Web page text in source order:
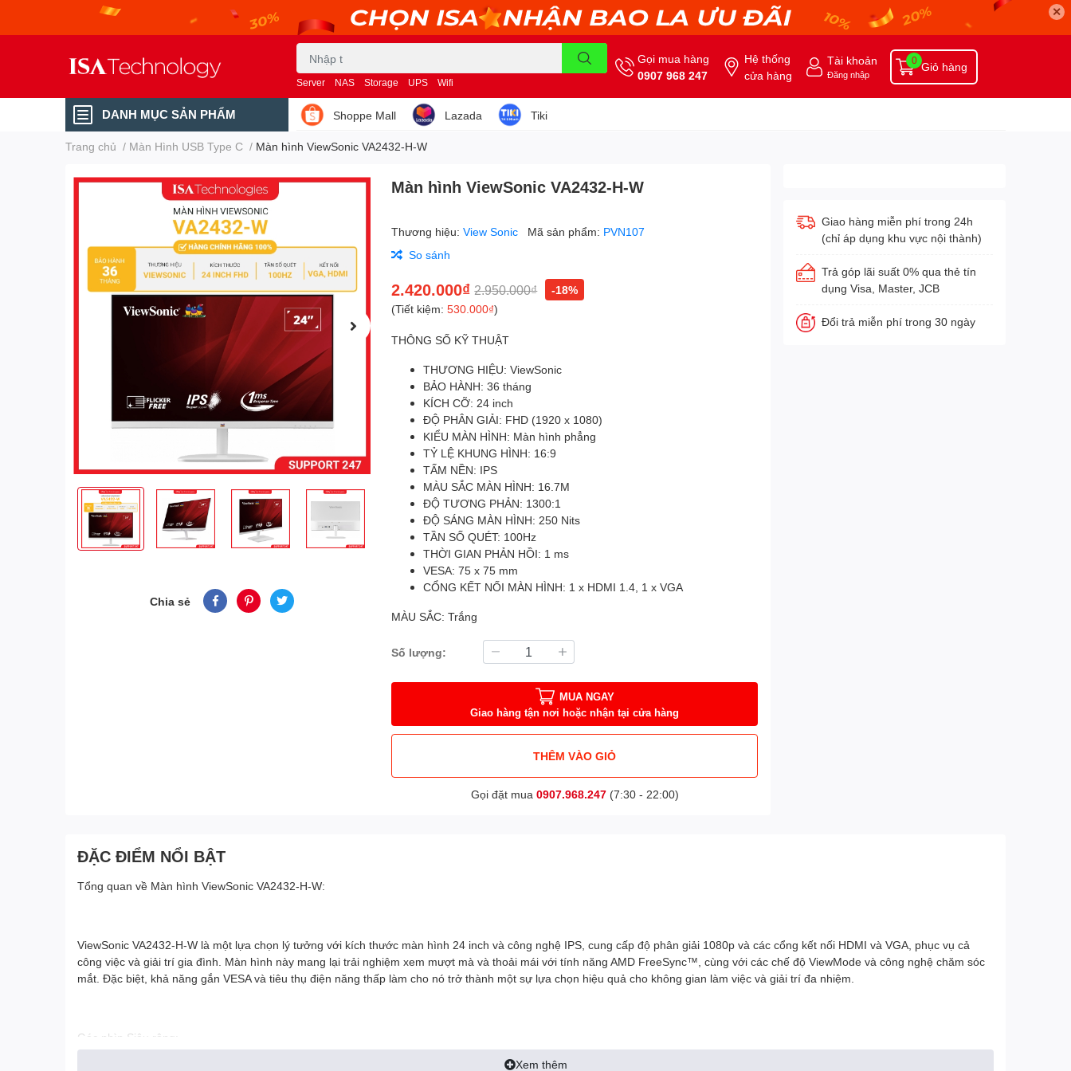
✕
Server NAS Storage UPS Wifi
Gọi mua hàng
0907 968 247
Hệ thống
cửa hàng
Tài khoản
Đăng nhập
Giỏ hàng
0
DANH MỤC SẢN PHẨM Shoppe Mall Lazada Tiki
Trang chủ / Màn Hình USB Type C / Màn hình ViewSonic VA2432-H-W
Chia sẻ
Màn hình ViewSonic VA2432-H-W
Thương hiệu:View Sonic Mã sản phẩm: PVN107
So sánh
2.420.000₫ 2.950.000₫
-18%
(Tiết kiệm:530.000₫)
THÔNG SỐ KỸ THUẬT
THƯƠNG HIỆU: ViewSonic
BẢO HÀNH: 36 tháng
KÍCH CỠ: 24 inch
ĐỘ PHÂN GIẢI: FHD (1920 x 1080)
KIỂU MÀN HÌNH: Màn hình phẳng
TỶ LỆ KHUNG HÌNH: 16:9
TẤM NỀN: IPS
MÀU SẮC MÀN HÌNH: 16.7M
ĐỘ TƯƠNG PHẢN: 1300:1
ĐỘ SÁNG MÀN HÌNH: 250 Nits
TẦN SỐ QUÉT: 100Hz
THỜI GIAN PHẢN HỒI: 1 ms
VESA: 75 x 75 mm
CỔNG KẾT NỐI MÀN HÌNH: 1 x HDMI 1.4, 1 x VGA
MÀU SẮC: Trắng
Số lượng:
MUA NGAY
Giao hàng tận nơi hoặc nhận tại cửa hàng
THÊM VÀO GIỎ
Gọi đặt mua 0907.968.247(7:30 - 22:00)
Giao hàng miễn phí trong 24h
(chỉ áp dụng khu vực nội thành)
Trả góp lãi suất 0% qua thẻ tín
dụng Visa, Master, JCB
Đổi trả miễn phí trong 30 ngày
ĐẶC ĐIỂM NỔI BẬT
Tổng quan về Màn hình ViewSonic VA2432-H-W:
ViewSonic VA2432-H-W là một lựa chọn lý tưởng với kích thước màn hình 24 inch và công nghệ IPS, cung cấp độ phân giải 1080p và các cổng kết nối HDMI và VGA, phục vụ cả
công việc và giải trí gia đình. Màn hình này mang lại trải nghiệm xem mượt mà và thoải mái với tính năng AMD FreeSync™, cùng với các chế độ ViewMode và công nghệ chăm sóc
mắt. Đặc biệt, khả năng gắn VESA và tiêu thụ điện năng thấp làm cho nó trở thành một sự lựa chọn hiệu quả cho không gian làm việc và giải trí đa nhiệm.
Góc nhìn Siêu rộng:
Màn hình IPS SuperClear® với góc nhìn rộng 178 độ theo chiều dọc và ngang, giúp đảm bảo chất lượng hình ảnh không thay đổi khi nhìn từ các góc độ khác nhau. Điều này mang
Xem thêm